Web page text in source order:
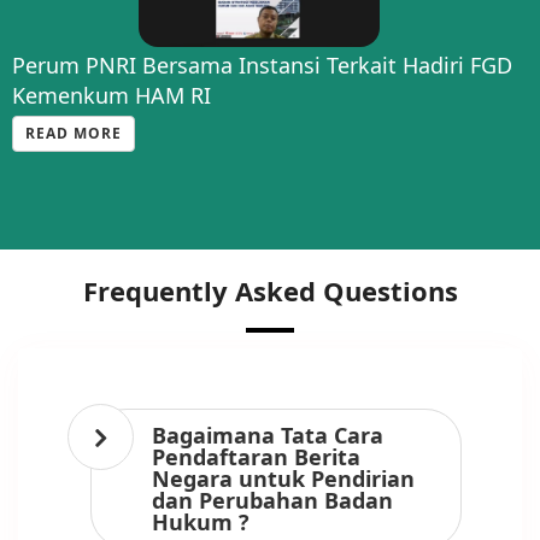
Perum PNRI Bersama Instansi Terkait Hadiri FGD
Kemenkum HAM RI
READ MORE
Frequently Asked Questions
Bagaimana Tata Cara
Pendaftaran Berita
Negara untuk Pendirian
dan Perubahan Badan
Hukum ?